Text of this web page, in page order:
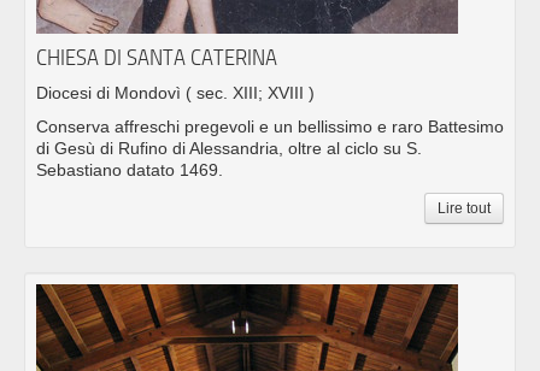
CHIESA DI SANTA CATERINA
Diocesi di Mondovì ( sec. XIII; XVIII )
Conserva affreschi pregevoli e un bellissimo e raro Battesimo
di Gesù di Rufino di Alessandria, oltre al ciclo su S.
Sebastiano datato 1469.
Lire tout